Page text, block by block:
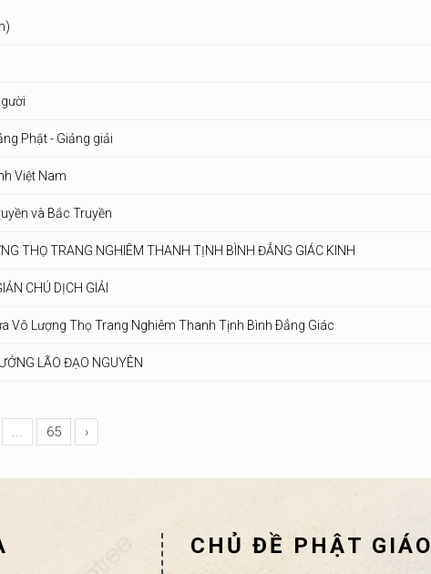
Phật - Giảng giải
Việt Nam
và Bắc Truyền
THỌ TRANG NGHIÊM THANH TỊNH BÌNH ĐẲNG GIÁC KINH
CHÚ DỊCH GIẢI
Vô Lượng Thọ Trang Nghiêm Thanh Tịnh Bình Ðẳng Giác
LÃO ĐẠO NGUYÊN
... 65 ›
CHỦ ĐỀ PHẬT GIÁO